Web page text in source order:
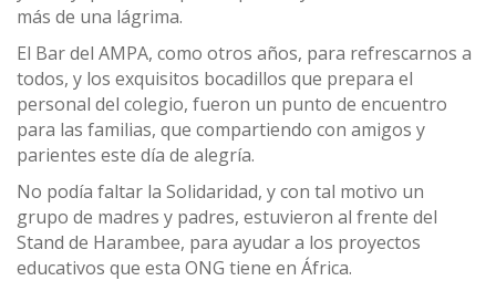
más de una lágrima.
El Bar del AMPA, como otros años, para refrescarnos a
todos, y los exquisitos bocadillos que prepara el
personal del colegio, fueron un punto de encuentro
para las familias, que compartiendo con amigos y
parientes este día de alegría.
No podía faltar la Solidaridad, y con tal motivo un
grupo de madres y padres, estuvieron al frente del
Stand de Harambee, para ayudar a los proyectos
educativos que esta ONG tiene en África.